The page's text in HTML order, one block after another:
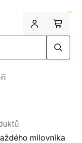
milovníka